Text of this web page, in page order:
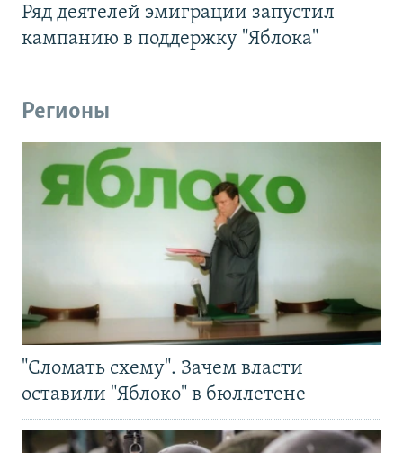
Ряд деятелей эмиграции запустил
кампанию в поддержку "Яблока"
Регионы
"Сломать схему". Зачем власти
оставили "Яблоко" в бюллетене